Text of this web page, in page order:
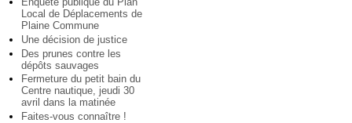
Local de Déplacements de
Plaine Commune
Une décision de justice
Des prunes contre les
dépôts sauvages
Fermeture du petit bain du
Centre nautique, jeudi 30
avril dans la matinée
Faites-vous connaître !